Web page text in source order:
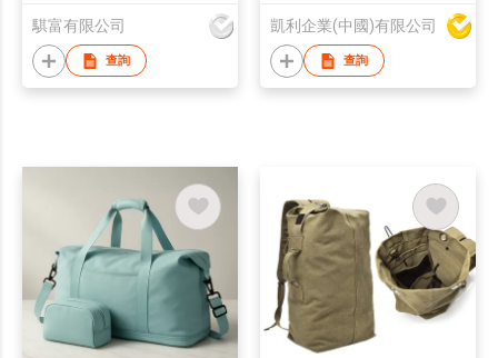
騏富有限公司
查詢
凱利企業(中國)有限公司
查詢